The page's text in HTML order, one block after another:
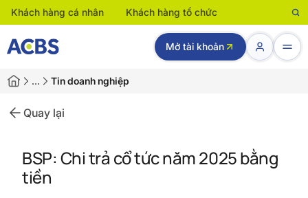
Khách hàng cá nhân Khách hàng tổ chức
Mở tài khoản
… Tin doanh nghiệp
Quay lại
BSP: Chi trả cổ tức năm 2025 bằng
tiền